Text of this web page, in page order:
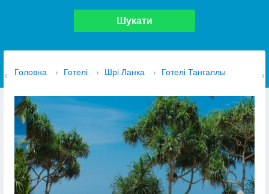
Шукати
Головна › Готелі › Шрі Ланка › Готелі Тангаллы